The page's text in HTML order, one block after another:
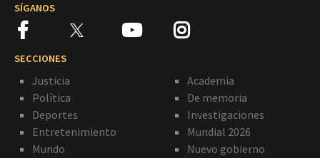
SÍGANOS
SECCIONES
Justicia
Política
Deportes
Entretenimiento
Mundo
Academia
De memoria
Investigaciones
Mundial 2026
Nuevo gobierno